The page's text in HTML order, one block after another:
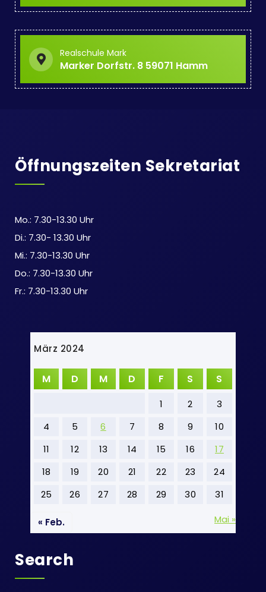
Realschule Mark
Marker Dorfstr. 8 59071 Hamm
Öffnungszeiten Sekretariat
Mo.: 7.30-13.30 Uhr
Di.: 7.30- 13.30 Uhr
Mi.: 7.30-13.30 Uhr
Do.: 7.30-13.30 Uhr
Fr.: 7.30-13.30 Uhr
März 2024
M D M D F S S
1 2
3
4
5 6 7 8 9
10
11
12 13 14 15 16
17
18
19 20 21 22 23
24
25
26 27 28 29 30 31
« Feb. Mai »
Search